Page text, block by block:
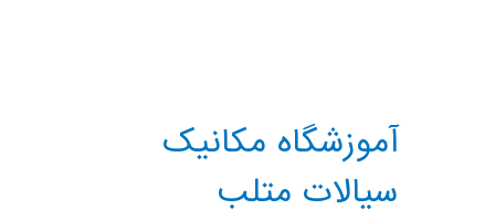
آموزشگاه مکانیک
سیالات متلب